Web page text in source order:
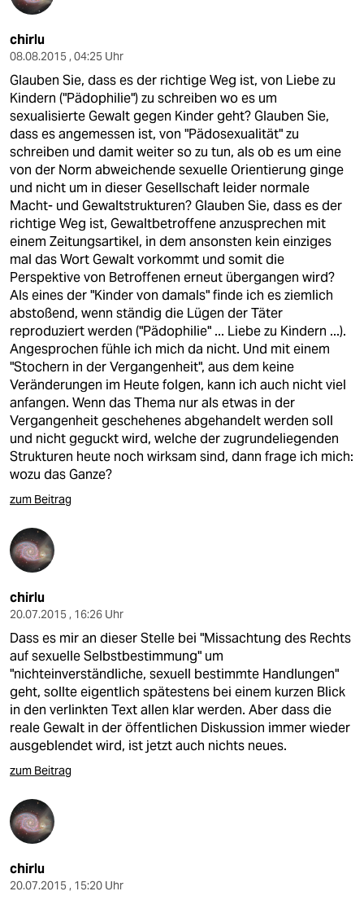
chirlu
08.08.2015 , 04:25 Uhr
Glauben Sie, dass es der richtige Weg ist, von Liebe zu
Kindern ("Pädophilie") zu schreiben wo es um
sexualisierte Gewalt gegen Kinder geht? Glauben Sie,
dass es angemessen ist, von "Pädosexualität" zu
schreiben und damit weiter so zu tun, als ob es um eine
von der Norm abweichende sexuelle Orientierung ginge
und nicht um in dieser Gesellschaft leider normale
Macht- und Gewaltstrukturen? Glauben Sie, dass es der
richtige Weg ist, Gewaltbetroffene anzusprechen mit
einem Zeitungsartikel, in dem ansonsten kein einziges
mal das Wort Gewalt vorkommt und somit die
Perspektive von Betroffenen erneut übergangen wird?
Als eines der "Kinder von damals" finde ich es ziemlich
abstoßend, wenn ständig die Lügen der Täter
reproduziert werden ("Pädophilie" ... Liebe zu Kindern ...).
Angesprochen fühle ich mich da nicht. Und mit einem
"Stochern in der Vergangenheit", aus dem keine
Veränderungen im Heute folgen, kann ich auch nicht viel
anfangen. Wenn das Thema nur als etwas in der
Vergangenheit geschehenes abgehandelt werden soll
und nicht geguckt wird, welche der zugrundeliegenden
Strukturen heute noch wirksam sind, dann frage ich mich:
wozu das Ganze?
zum Beitrag
chirlu
20.07.2015 , 16:26 Uhr
Dass es mir an dieser Stelle bei "Missachtung des Rechts
auf sexuelle Selbstbestimmung" um
"nichteinverständliche, sexuell bestimmte Handlungen"
geht, sollte eigentlich spätestens bei einem kurzen Blick
in den verlinkten Text allen klar werden. Aber dass die
reale Gewalt in der öffentlichen Diskussion immer wieder
ausgeblendet wird, ist jetzt auch nichts neues.
zum Beitrag
chirlu
20.07.2015 , 15:20 Uhr